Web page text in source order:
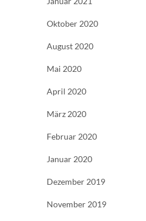
Oktober 2020
August 2020
Mai 2020
April 2020
März 2020
Februar 2020
Januar 2020
Dezember 2019
November 2019